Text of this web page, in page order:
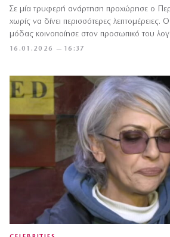
16.01.2026 — 16:37
Σε μία τρυφερή ανάρτηση προχώρησε ο
χωρίς να δίνει περισσότερες λεπτομέρειες.
μόδας κοινοποίησε στον προσωπικό του